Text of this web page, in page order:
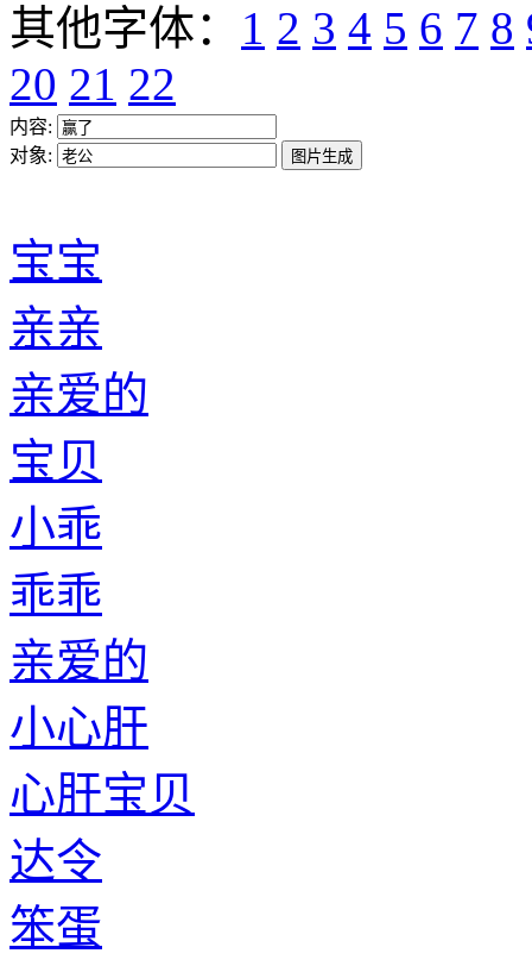
其他字体： 1 2 3 4 5 6 7 8
20 21 22
内容:
对象:
宝宝
亲亲
亲爱的
宝贝
小乖
乖乖
亲爱的
小心肝
心肝宝贝
达令
笨蛋